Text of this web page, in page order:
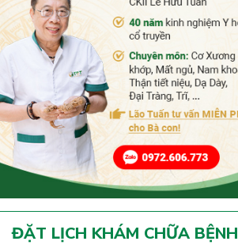
ĐẶT LỊCH KHÁM CHỮA BỆNH